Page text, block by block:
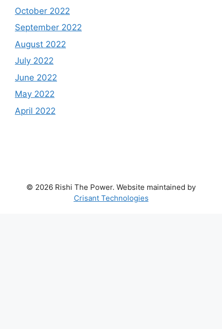
October 2022
September 2022
August 2022
July 2022
June 2022
May 2022
April 2022
© 2026 Rishi The Power. Website maintained by
Crisant Technologies